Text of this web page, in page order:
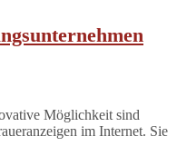
Möglichkeit sind
im Internet. Sie